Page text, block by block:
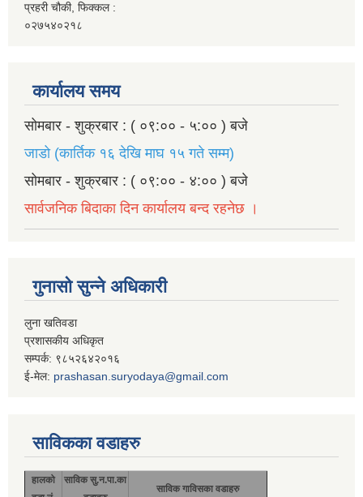
प्रहरी चौकी, फिक्कल :
०२७५४०२१८
कार्यालय समय
सोमबार - शुक्रबार : ( ०९:०० - ५:०० ) बजे
जाडो (कार्तिक १६ देखि माघ १५ गते सम्म)
सोमबार - शुक्रबार : ( ०९:०० - ४:०० ) बजे
सार्वजनिक बिदाका दिन कार्यालय बन्द रहनेछ ।
गुनासो सुन्ने अधिकारी
लुना खतिवडा
प्रशासकीय अधिकृत
सम्पर्क: ९८५२६४२०१६
ई-मेल: prashasan.suryodaya@gmail.com
साविकका वडाहरु
हालको
साविक सु.न.पा.का
साविक गाविसका वडाहरु